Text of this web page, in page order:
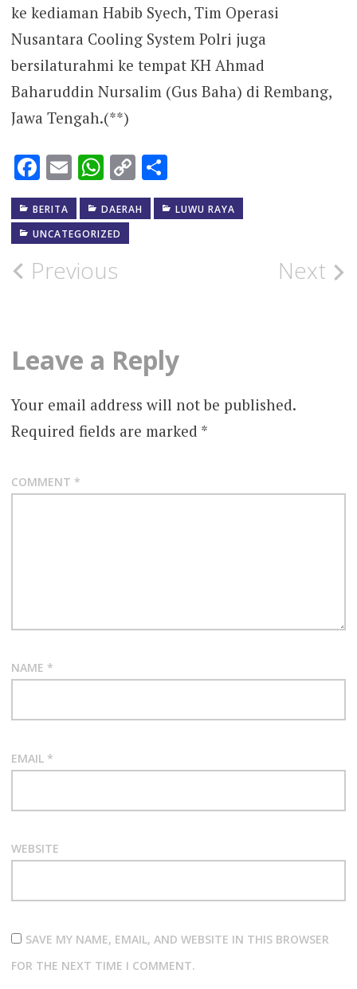
ke kediaman Habib Syech, Tim Operasi
Nusantara Cooling System Polri juga
bersilaturahmi ke tempat KH Ahmad
Baharuddin Nursalim (Gus Baha) di Rembang,
Jawa Tengah.(**)
Facebook
EmailWhatsApp
Copy
Link
Share
BERITA DAERAH
LUWU RAYA
UNCATEGORIZED
Post
Previous Next
Leave a Reply
Your email address will not be published.
Required fields are marked *
COMMENT *
NAME *
EMAIL *
WEBSITE
SAVE MY NAME, EMAIL, AND WEBSITE IN THIS BROWSER
FOR THE NEXT TIME I COMMENT.